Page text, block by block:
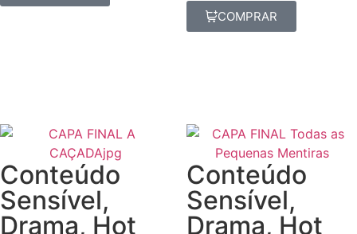
COMPRAR
Conteúdo
Sensível,
Drama, Hot
Conteúdo
Sensível,
Drama, Hot